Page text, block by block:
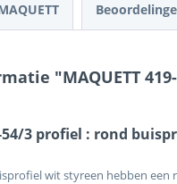
"MAQUETT
54/3 profiel : rond
wit styreen hebben